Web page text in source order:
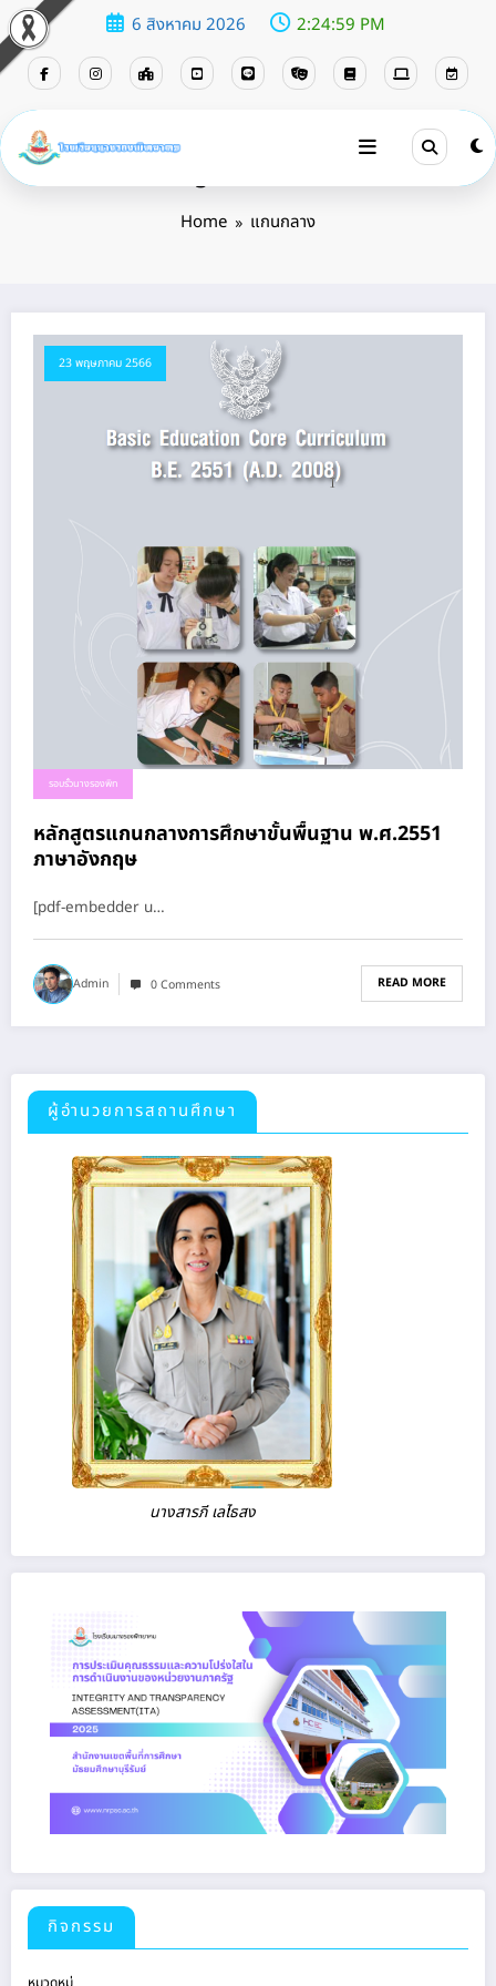
6 สิงหาคม 2026 2:25:00 PM
Home แกนกลาง
23 พฤษภาคม 2566
รอบรั้วนางรองพิท
หลักสูตรแกนกลางการศึกษาขั้นพื้นฐาน พ.ศ.2551
ภาษาอังกฤษ
[pdf-embedder u…
Admin 0 Comments READ MORE
ผู้อำนวยการสถานศึกษา
นางสารภี เลไธสง
กิจกรรม